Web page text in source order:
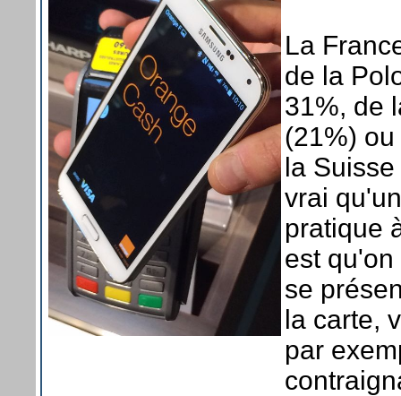
La
de la
31%, de
(21%)
la
vrai
pratique
est
se
la carte,
par